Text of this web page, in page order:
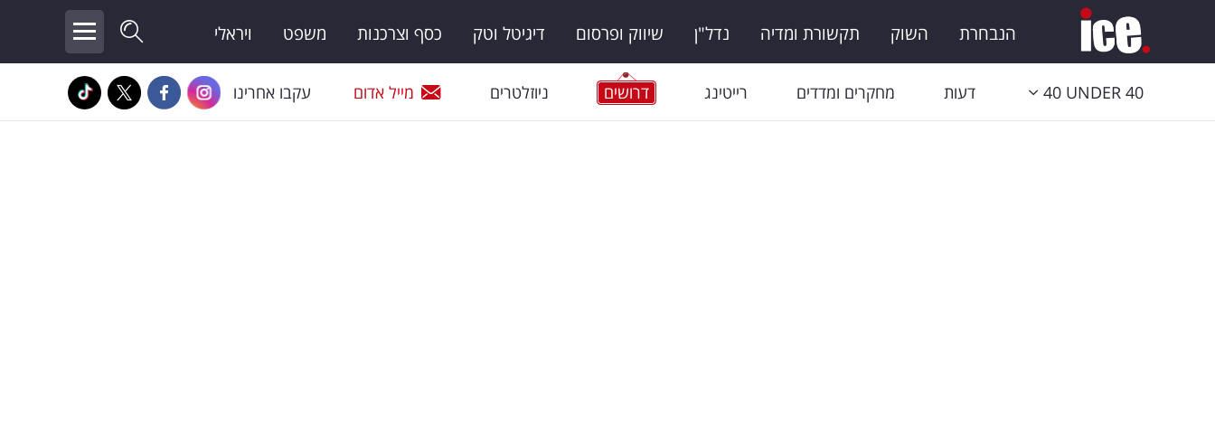
הנבחרת השוק תקשורת ומדיה נדל"ן שיווק ופרסום דיגיטל וטק כסף וצרכנות משפט ויראלי
40 UNDER 40 דעות מחקרים ומדדים רייטינג דרושים ניוזלטרים מייל אדום עקבו אחרינו